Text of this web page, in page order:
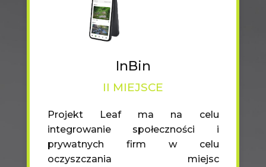
InBin
II MIEJSCE
Projekt Leaf ma na celu
integrowanie społeczności i
prywatnych firm w celu
oczyszczania miejsc